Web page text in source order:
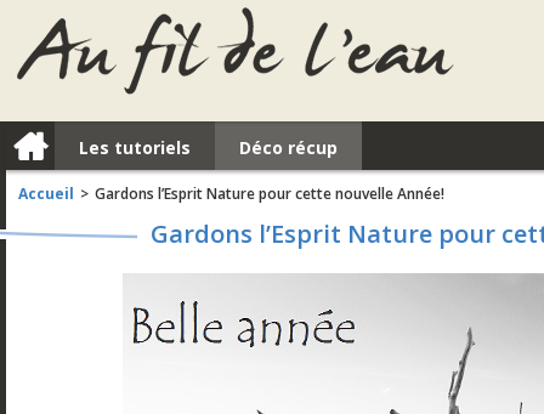
a Les tutoriels Déco récup
Accueil > Gardons l’Esprit Nature pour cette nouvelle Année!
Gardons l’Esprit Nature pour